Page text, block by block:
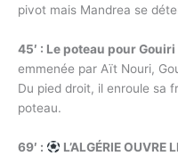
pivot mais Mandrea se
45′ : Le poteau pour Gouiri
emmenée par Aït Nouri,
Du pied droit, il enroule sa
poteau.
69′ : L’ALGÉRIE OUVRE